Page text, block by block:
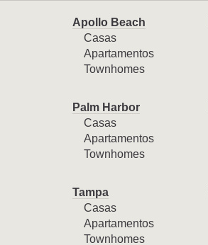
Apollo Beach
Casas
Apartamentos
Townhomes
Palm Harbor
Casas
Apartamentos
Townhomes
Tampa
Casas
Apartamentos
Townhomes